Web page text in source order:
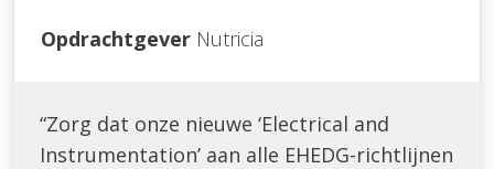
Opdrachtgever Nutricia
“Zorg dat onze nieuwe ‘Electrical and
Instrumentation’ aan alle EHEDG-richtlijnen